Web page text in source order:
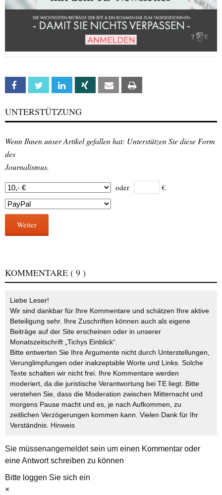
Facebook Twitter Linkedin Xing Email
UNTERSTÜTZUNG
Wenn Ihnen unser Artikel gefallen hat: Unterstützen Sie diese Form
des
Journalismus.
oder €
Weiter
KOMMENTARE ( 9 )
Liebe Leser!
Wir sind dankbar für Ihre Kommentare und schätzen Ihre aktive
Beteiligung sehr. Ihre Zuschriften können auch als eigene
Beiträge auf der Site erscheinen oder in unserer
Monatszeitschrift „Tichys Einblick“.
Bitte entwerten Sie Ihre Argumente nicht durch Unterstellungen,
Verunglimpfungen oder inakzeptable Worte und Links. Solche
Texte schalten wir nicht frei. Ihre Kommentare werden
moderiert, da die juristische Verantwortung bei TE liegt. Bitte
verstehen Sie, dass die Moderation zwischen Mitternacht und
morgens Pause macht und es, je nach Aufkommen, zu
zeitlichen Verzögerungen kommen kann. Vielen Dank für Ihr
Verständnis. Hinweis
Sie müssenangemeldetsein um einen Kommentar oder
eine Antwort schreiben zu können
Bitte loggen Sie sich ein
×